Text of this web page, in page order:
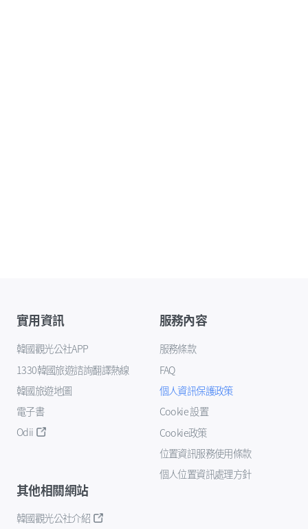
實用資訊
韓國觀光公社APP
1330韓國旅遊諮詢翻譯熱線
韓國旅遊地圖
電子書
Odii
服務內容
服務條款
FAQ
個人資訊保護政策
Cookie 設置
Cookie政策
位置資訊服務使用條款
個人位置資訊處理方針
其他相關網站
韓國觀光公社介紹